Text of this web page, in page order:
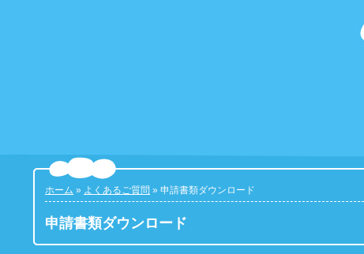
ホーム » よくあるご質問 » 申請書類ダウンロード
申請書類ダウンロード